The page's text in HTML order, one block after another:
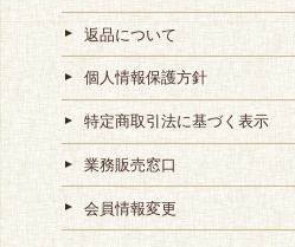
返品について
個人情報保護方針
特定商取引法に基づく表示
業務販売窓口
会員情報変更